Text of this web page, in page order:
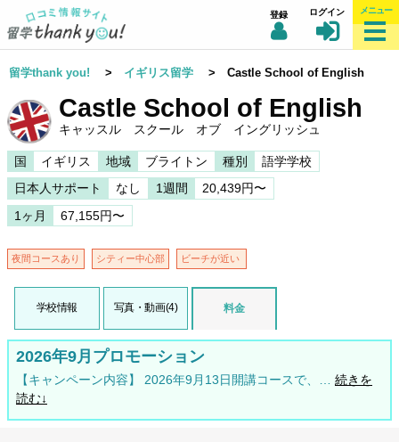
登録 ログイン メニュー
留学thank you! > イギリス留学 > Castle School of English
Castle School of English
キャッスル スクール オブ イングリッシュ
国 イギリス 地域 ブライトン 種別
語学学校
日本人サポート
なし 1週間
20,439円〜
1ヶ月
67,155円〜
夜間コースあり シティー中心部 ビーチが近い
学校情報 写真・動画(4) 料金
2026年9月プロモーション
【キャンペーン内容】 2026年9月13日開講コースで、… 続きを
読む↓